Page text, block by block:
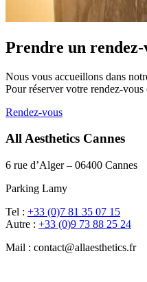
Prendre un rendez-
Nous vous accueillons dans
Pour réserver votre rendez-
Rendez-vous
All Aesthetics Cannes
6 rue d’Alger – 06400 Cannes
Parking Lamy
Tel : +33 (0)7 81 35 07 15
Autre : +33 (0)9 73 88 25 24
Mail : contact@allaesthetics.fr